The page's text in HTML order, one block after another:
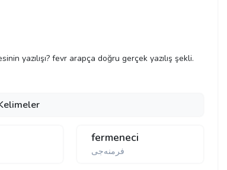
yazılışı? fevr arapça doğru gerçek yazılış şekli.
fermeneci
فرمنەجی